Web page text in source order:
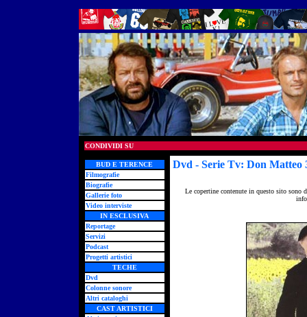
CONDIVIDI SU
BUD E TERENCE
Filmografie
Biografie
Gallerie foto
Video interviste
IN ESCLUSIVA
Reportage
Servizi
Podcast
Progetti artistici
TECHE
Dvd
Colonne sonore
Altri cataloghi
CAST ARTISTICI
Dvd - Serie Tv: Don Matteo
Le copertine contenute in questo sito